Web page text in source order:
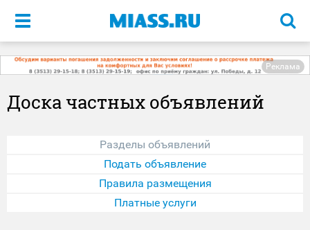
Меню
Реклама
Доска частных объявлений
Разделы объявлений
Подать объявление
Правила размещения
Платные услуги